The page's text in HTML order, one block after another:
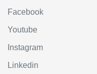
Facebook
Youtube
Instagram
Linkedin